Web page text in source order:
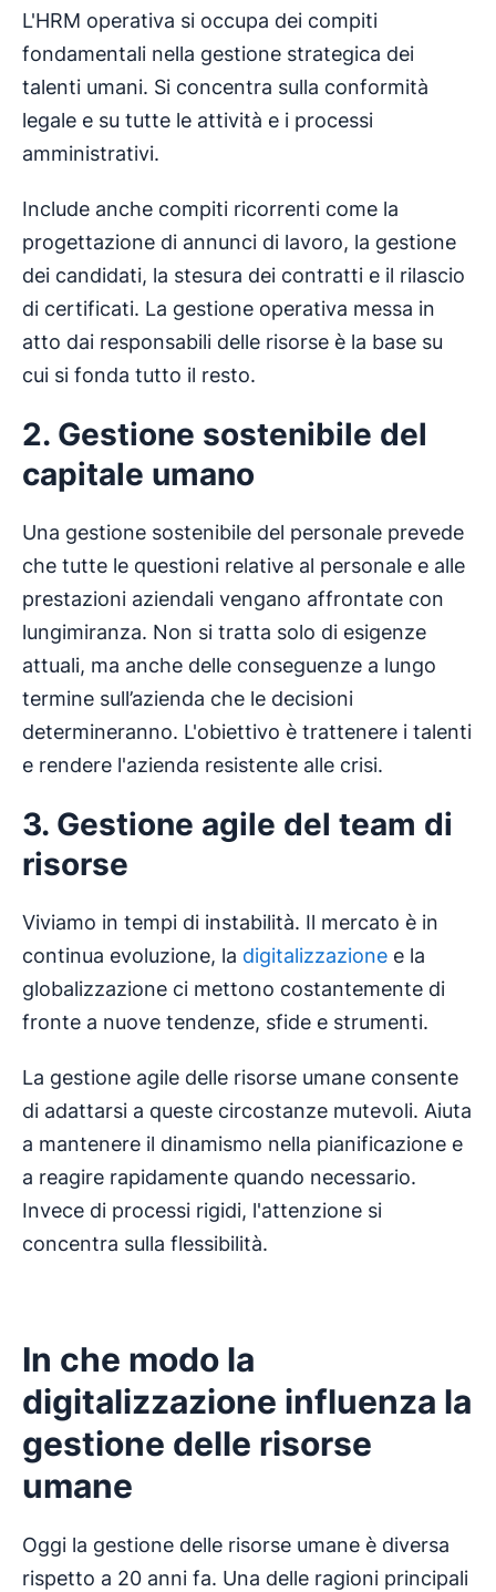
L'HRM operativa si occupa dei compiti
fondamentali nella gestione strategica dei
talenti umani. Si concentra sulla conformità
legale e su tutte le attività e i processi
amministrativi.
Include anche compiti ricorrenti come la
progettazione di annunci di lavoro, la gestione
dei candidati, la stesura dei contratti e il rilascio
di certificati. La gestione operativa messa in
atto dai responsabili delle risorse è la base su
cui si fonda tutto il resto.
2. Gestione sostenibile del
capitale umano
Una gestione sostenibile del personale prevede
che tutte le questioni relative al personale e alle
prestazioni aziendali vengano affrontate con
lungimiranza. Non si tratta solo di esigenze
attuali, ma anche delle conseguenze a lungo
termine sull’azienda che le decisioni
determineranno. L'obiettivo è trattenere i talenti
e rendere l'azienda resistente alle crisi.
3. Gestione agile del team di
risorse
Viviamo in tempi di instabilità. Il mercato è in
continua evoluzione, la digitalizzazione e la
globalizzazione ci mettono costantemente di
fronte a nuove tendenze, sfide e strumenti.
La gestione agile delle risorse umane consente
di adattarsi a queste circostanze mutevoli. Aiuta
a mantenere il dinamismo nella pianificazione e
a reagire rapidamente quando necessario.
Invece di processi rigidi, l'attenzione si
concentra sulla flessibilità.
In che modo la
digitalizzazione influenza la
gestione delle risorse
umane
Oggi la gestione delle risorse umane è diversa
rispetto a 20 anni fa. Una delle ragioni principali